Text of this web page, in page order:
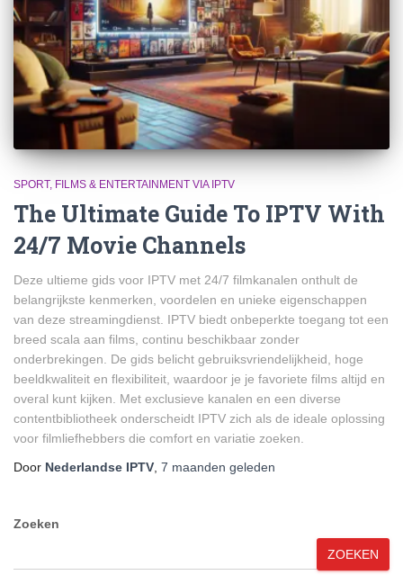
SPORT, FILMS & ENTERTAINMENT VIA IPTV
The Ultimate Guide To IPTV With
24/7 Movie Channels
Deze ultieme gids voor IPTV met 24/7 filmkanalen onthult de
belangrijkste kenmerken, voordelen en unieke eigenschappen
van deze streamingdienst. IPTV biedt onbeperkte toegang tot een
breed scala aan films, continu beschikbaar zonder
onderbrekingen. De gids belicht gebruiksvriendelijkheid, hoge
beeldkwaliteit en flexibiliteit, waardoor je je favoriete films altijd en
overal kunt kijken. Met exclusieve kanalen en een diverse
contentbibliotheek onderscheidt IPTV zich als de ideale oplossing
voor filmliefhebbers die comfort en variatie zoeken.
Door Nederlandse IPTV 7 maanden geleden
Zoeken
ZOEKEN